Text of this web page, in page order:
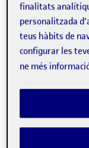
17
Publicat per
R5.
Publicat per
atorrasn
finalitats
personalitzada
teus hàbits de
configurar les
ne més